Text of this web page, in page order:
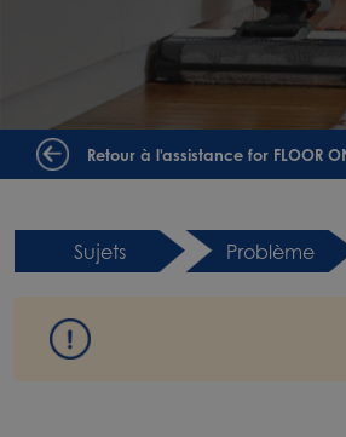
Retour à l'assistance for FLOOR
Sujets Problème